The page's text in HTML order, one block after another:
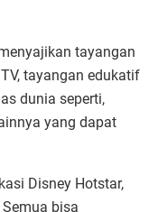
tayangan
tayangan edukatif
dunia seperti,
yang dapat
Disney Hotstar,
bisa